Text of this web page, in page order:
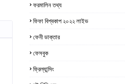
ফরমালিন তথ্য
ফিফা বিশ্বকাপ ২০২২ লাইভ
ফেনী ডাক্তার
ফেসবুক
ফ্রিল্যান্সিং